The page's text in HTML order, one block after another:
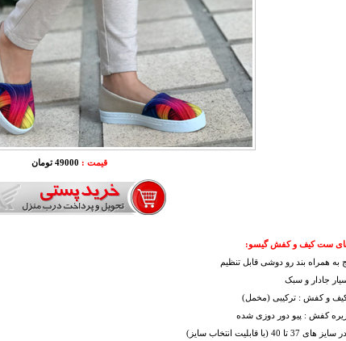
قیمت : 49000 تومان
ست کیف و کفش گیسو:
به همراه بند رو دوشی قابل تنظیم
جادار و سبک
و کفش : ترکیبی (مخمل)
کفش : پیو دور دوزی شده
40 (با قابليت انتخاب سايز)